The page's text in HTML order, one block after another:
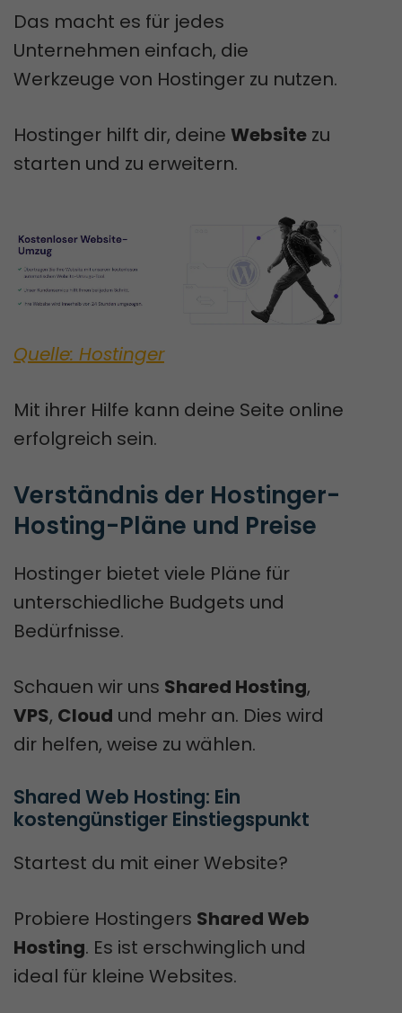
Das macht es für jedes
Unternehmen einfach, die
Werkzeuge von Hostinger zu nutzen.
Hostinger hilft dir, deine Website zu
starten und zu erweitern.
Quelle: Hostinger
Mit ihrer Hilfe kann deine Seite online
erfolgreich sein.
Verständnis der Hostinger-
Hosting-Pläne und Preise
Hostinger bietet viele Pläne für
unterschiedliche Budgets und
Bedürfnisse.
Schauen wir uns Shared Hosting,
VPS, Cloud und mehr an. Dies wird
dir helfen, weise zu wählen.
Shared Web Hosting: Ein
kostengünstiger Einstiegspunkt
Startest du mit einer Website?
Probiere Hostingers Shared Web
Hosting. Es ist erschwinglich und
ideal für kleine Websites.